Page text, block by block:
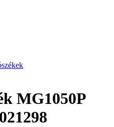
MG1050P